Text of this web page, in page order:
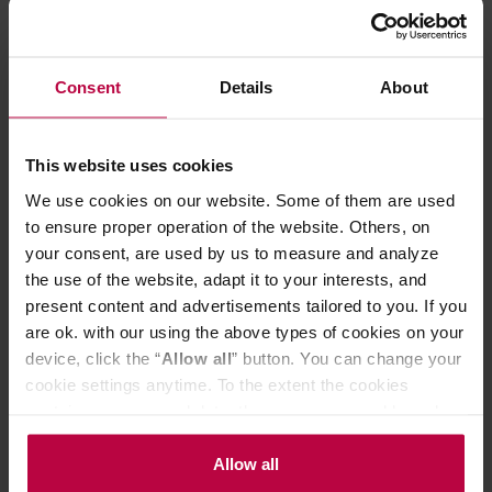
Consent Details About
This website uses cookies
We use cookies on our website. Some of them are used
to ensure proper operation of the website. Others, on
your consent, are used by us to measure and analyze
the use of the website, adapt it to your interests, and
present content and advertisements tailored to you. If you
are ok. with our using the above types of cookies on your
device, click the “Allow all” button. You can change your
cookie settings anytime. To the extent the cookies
the controller’s (namely, ALL GOOD S.A., ul.
Mazowiecka 24I/U9, 78-100 Kołobrzeg) or third parties’
Allow all
Rhino Coffee Gear Stealth Milk
111,00 zł
Najniższa cena: 111,00 zł
104,99 zł
Do poczytania przy kawie: